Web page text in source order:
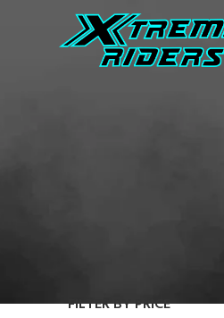
FILTER BY PRICE